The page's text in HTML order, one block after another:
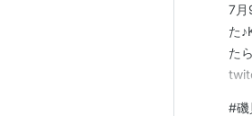
7月
た
た
#磯